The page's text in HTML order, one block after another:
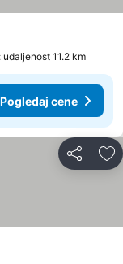
11.2 km
Pogledaj cene
Deli